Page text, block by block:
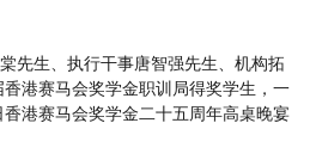
先生、执行干事唐智强先生、机构拓
港赛马会奖学金职训局得奖学生，一
港赛马会奖学金二十五周年高桌晚宴